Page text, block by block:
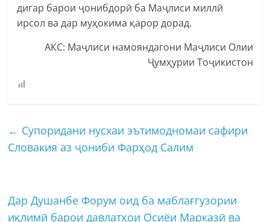
дигар барои ҷонибдорӣ ба Маҷлиси миллӣ
ирсол ва дар муҳокима қарор дорад.
АКС: Маҷлиси намояндагони Маҷлиси Олии
Ҷумҳурии Тоҷикистон
← Супоридани нусхаи эътимодномаи сафири
Словакия аз ҷониби Фарҳод Салим
Дар Душанбе Форум оид ба маблағгузории
иқлимӣ барои давлатҳои Осиёи Марказӣ ва